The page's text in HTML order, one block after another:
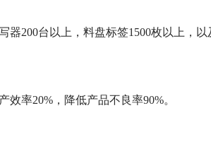
台以上，料盘标签1500枚以上，以
率20%，降低产品不良率90%。